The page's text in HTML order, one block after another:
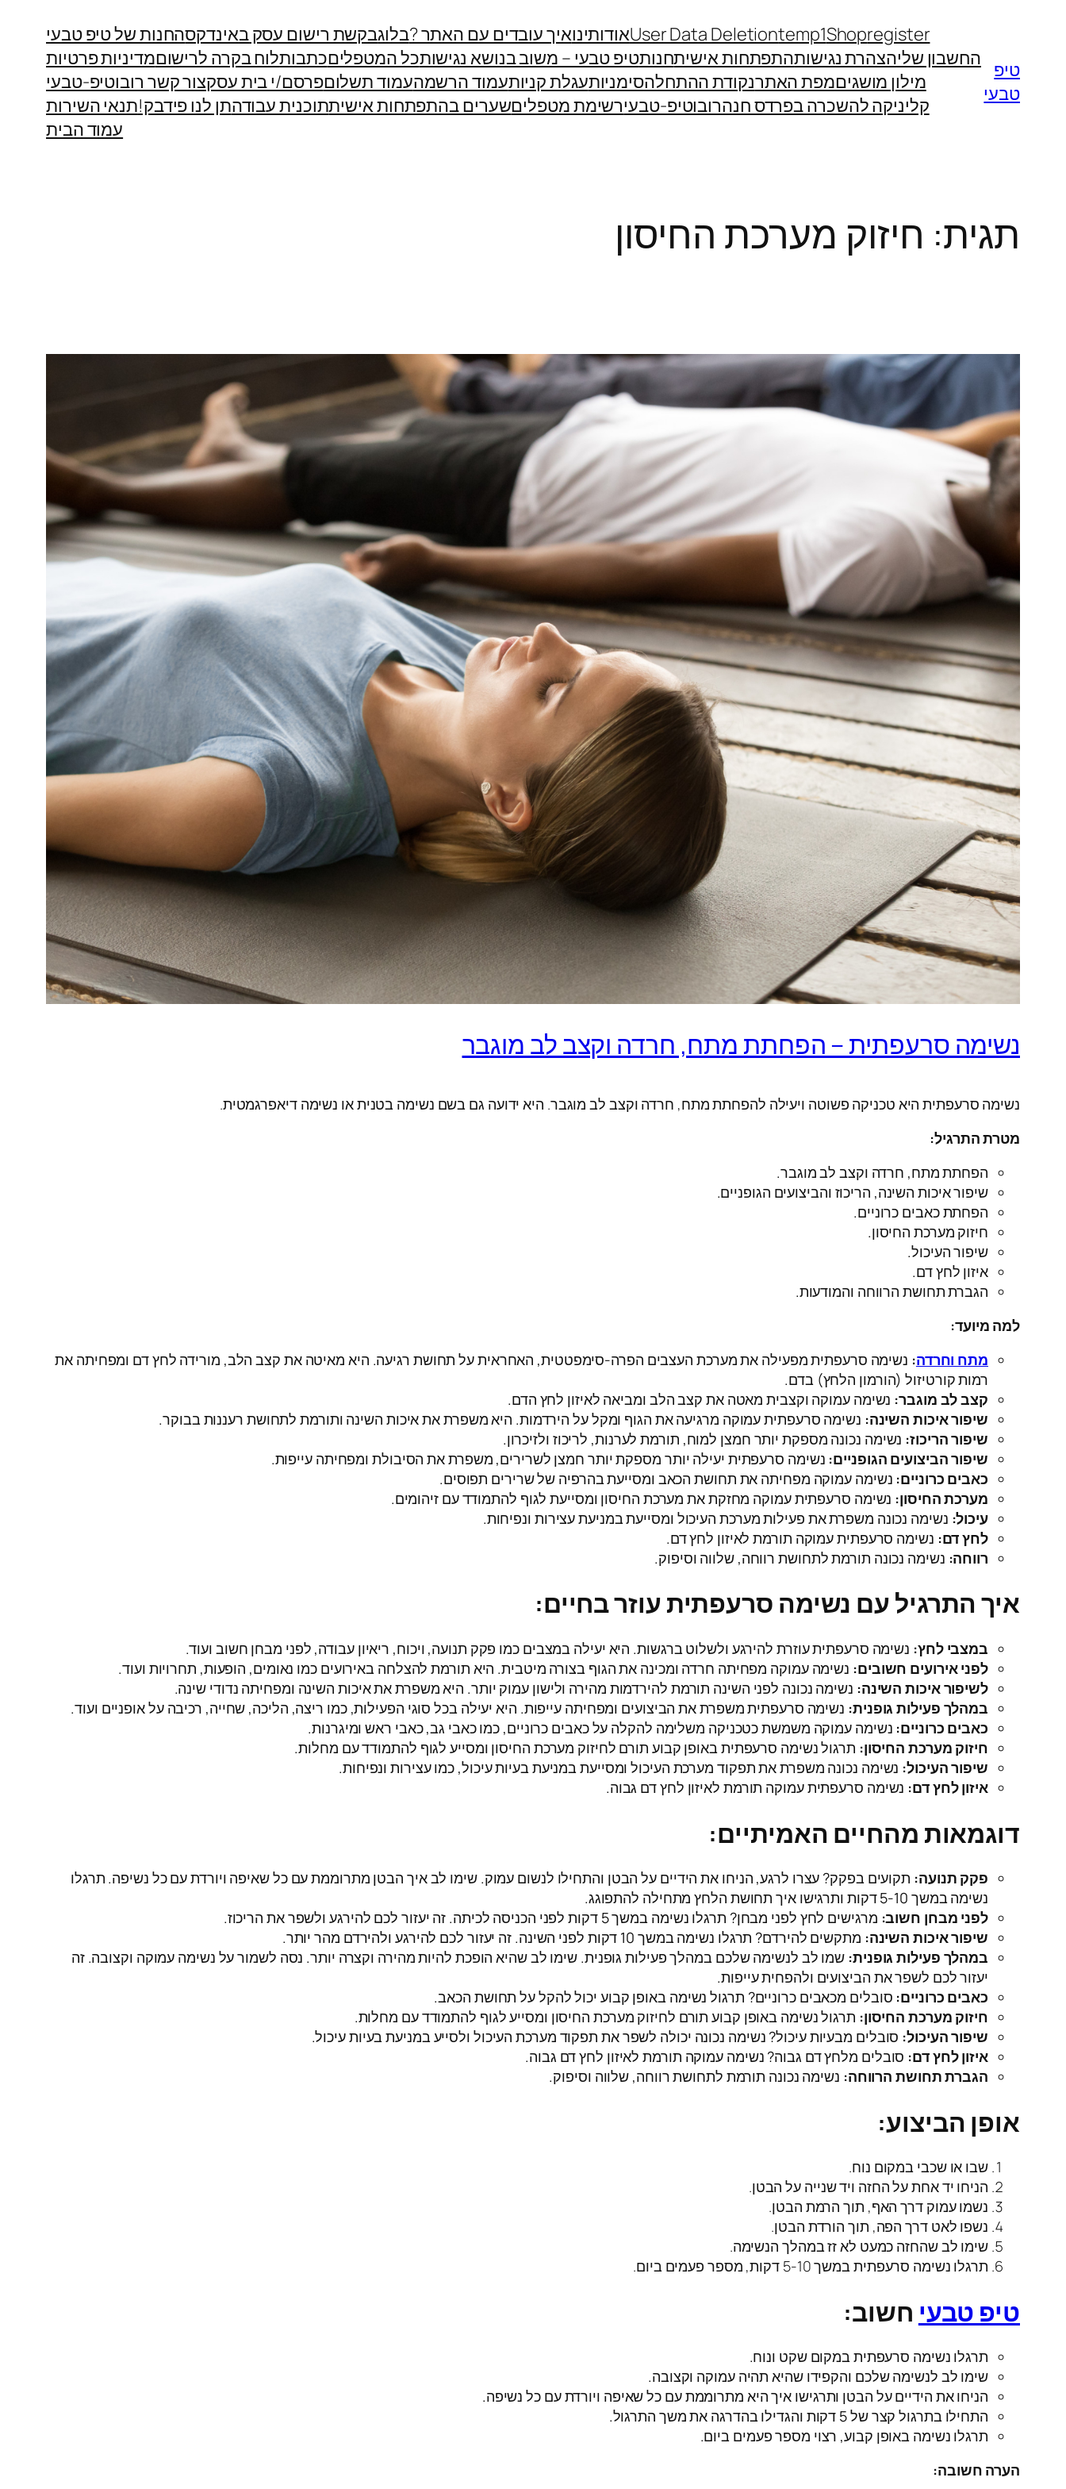
טיפ
טבעי
register
Shop
temp1
User Data Deletionאודותינואיך עובדים עם האתר ?בלוגבקשת רישום עסק באינדקסהחנות של טיפ טבעי
החשבון שליהצהרת נגישותהתפתחות אישיתחנותטיפ טבעי – משוב בנושא נגישותכל המטפליםכתבותלוח בקרה לרישוםמדיניות פרטיות
מילון מושגיםמפת האתרנקודת ההתחלהסימניותעגלת קניותעמוד הרשמהעמוד תשלוםפרסם/י בית עסקצור קשר רובוטיפ-טבעי
קליניקה להשכרה בפרדס חנהרובוטיפ-טבעירשימת מטפליםשערים בהתפתחות אישיתתוכנית עבודהתן לנו פידבק!תנאי השירות
עמוד הבית
תגית: חיזוק מערכת החיסון
נשימה סרעפתית – הפחתת מתח, חרדה וקצב לב מוגבר
נשימה סרעפתית היא טכניקה פשוטה ויעילה להפחתת מתח, חרדה וקצב לב מוגבר. היא ידועה גם בשם נשימה בטנית או נשימה דיאפרגמטית.
מטרת התרגיל:
הפחתת מתח, חרדה וקצב לב מוגבר.
שיפור איכות השינה, הריכוז והביצועים הגופניים.
הפחתת כאבים כרוניים.
חיזוק מערכת החיסון.
שיפור העיכול.
איזון לחץ דם.
הגברת תחושת הרווחה והמודעות.
למה מיועד:
מתח וחרדה: נשימה סרעפתית מפעילה את מערכת העצבים הפרה-סימפטטית, האחראית על תחושת רגיעה. היא מאיטה את קצב הלב, מורידה לחץ דם ומפחיתה את
רמות קורטיזול (הורמון הלחץ) בדם.
קצב לב מוגבר: נשימה עמוקה וקצבית מאטה את קצב הלב ומביאה לאיזון לחץ הדם.
שיפור איכות השינה: נשימה סרעפתית עמוקה מרגיעה את הגוף ומקל על הירדמות. היא משפרת את איכות השינה ותורמת לתחושת רעננות בבוקר.
שיפור הריכוז: נשימה נכונה מספקת יותר חמצן למוח, תורמת לערנות, לריכוז ולזיכרון.
שיפור הביצועים הגופניים: נשימה סרעפתית יעילה יותר מספקת יותר חמצן לשרירים, משפרת את הסיבולת ומפחיתה עייפות.
כאבים כרוניים: נשימה עמוקה מפחיתה את תחושת הכאב ומסייעת בהרפיה של שרירים תפוסים.
מערכת החיסון: נשימה סרעפתית עמוקה מחזקת את מערכת החיסון ומסייעת לגוף להתמודד עם זיהומים.
עיכול: נשימה נכונה משפרת את פעילות מערכת העיכול ומסייעת במניעת עצירות ונפיחות.
לחץ דם: נשימה סרעפתית עמוקה תורמת לאיזון לחץ דם.
רווחה: נשימה נכונה תורמת לתחושת רווחה, שלווה וסיפוק.
איך התרגיל עם נשימה סרעפתית עוזר בחיים:
במצבי לחץ: נשימה סרעפתית עוזרת להירגע ולשלוט ברגשות. היא יעילה במצבים כמו פקק תנועה, ויכוח, ריאיון עבודה, לפני מבחן חשוב ועוד.
לפני אירועים חשובים: נשימה עמוקה מפחיתה חרדה ומכינה את הגוף בצורה מיטבית. היא תורמת להצלחה באירועים כמו נאומים, הופעות, תחרויות ועוד.
לשיפור איכות השינה: נשימה נכונה לפני השינה תורמת להירדמות מהירה ולישון עמוק יותר. היא משפרת את איכות השינה ומפחיתה נדודי שינה.
במהלך פעילות גופנית: נשימה סרעפתית משפרת את הביצועים ומפחיתה עייפות. היא יעילה בכל סוגי הפעילות, כמו ריצה, הליכה, שחייה, רכיבה על אופניים ועוד.
כאבים כרוניים: נשימה עמוקה משמשת כטכניקה משלימה להקלה על כאבים כרוניים, כמו כאבי גב, כאבי ראש ומיגרנות.
חיזוק מערכת החיסון: תרגול נשימה סרעפתית באופן קבוע תורם לחיזוק מערכת החיסון ומסייע לגוף להתמודד עם מחלות.
שיפור העיכול: נשימה נכונה משפרת את תפקוד מערכת העיכול ומסייעת במניעת בעיות עיכול, כמו עצירות ונפיחות.
איזון לחץ דם: נשימה סרעפתית עמוקה תורמת לאיזון לחץ דם גבוה.
דוגמאות מהחיים האמיתיים:
פקק תנועה: תקועים בפקק? עצרו לרגע, הניחו את הידיים על הבטן והתחילו לנשום עמוק. שימו לב איך הבטן מתרוממת עם כל שאיפה ויורדת עם כל נשיפה. תרגלו
נשימה במשך 5-10 דקות ותרגישו איך תחושת הלחץ מתחילה להתפוגג.
לפני מבחן חשוב: מרגישים לחץ לפני מבחן? תרגלו נשימה במשך 5 דקות לפני הכניסה לכיתה. זה יעזור לכם להירגע ולשפר את הריכוז.
שיפור איכות השינה: מתקשים להירדם? תרגלו נשימה במשך 10 דקות לפני השינה. זה יעזור לכם להירגע ולהירדם מהר יותר.
במהלך פעילות גופנית: שמו לב לנשימה שלכם במהלך פעילות גופנית. שימו לב שהיא הופכת להיות מהירה וקצרה יותר. נסה לשמור על נשימה עמוקה וקצובה. זה
יעזור לכם לשפר את הביצועים ולהפחית עייפות.
כאבים כרוניים: סובלים מכאבים כרוניים? תרגול נשימה באופן קבוע יכול להקל על תחושת הכאב.
חיזוק מערכת החיסון: תרגול נשימה באופן קבוע תורם לחיזוק מערכת החיסון ומסייע לגוף להתמודד עם מחלות.
שיפור העיכול: סובלים מבעיות עיכול? נשימה נכונה יכולה לשפר את תפקוד מערכת העיכול ולסייע במניעת בעיות עיכול.
איזון לחץ דם: סובלים מלחץ דם גבוה? נשימה עמוקה תורמת לאיזון לחץ דם גבוה.
הגברת תחושת הרווחה: נשימה נכונה תורמת לתחושת רווחה, שלווה וסיפוק.
אופן הביצוע:
שבו או שכבי במקום נוח.
הניחו יד אחת על החזה ויד שנייה על הבטן.
נשמו עמוק דרך האף, תוך הרמת הבטן.
נשפו לאט דרך הפה, תוך הורדת הבטן.
שימו לב שהחזה כמעט לא זז במהלך הנשימה.
תרגלו נשימה סרעפתית במשך 5-10 דקות, מספר פעמים ביום.
טיפ טבעי חשוב:
תרגלו נשימה סרעפתית במקום שקט ונוח.
שימו לב לנשימה שלכם והקפידו שהיא תהיה עמוקה וקצובה.
הניחו את הידיים על הבטן ותרגישו איך היא מתרוממת עם כל שאיפה ויורדת עם כל נשיפה.
התחילו בתרגול קצר של 5 דקות והגדילו בהדרגה את משך התרגול.
תרגלו נשימה באופן קבוע, רצוי מספר פעמים ביום.
הערה חשובה: